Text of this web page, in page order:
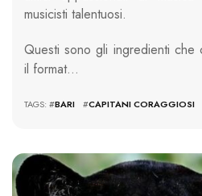
musicisti talentuosi.
Questi sono gli ingredienti che
il format…
TAGS: #BARI #CAPITANI CORAGGIOSI
6453 VIEWS